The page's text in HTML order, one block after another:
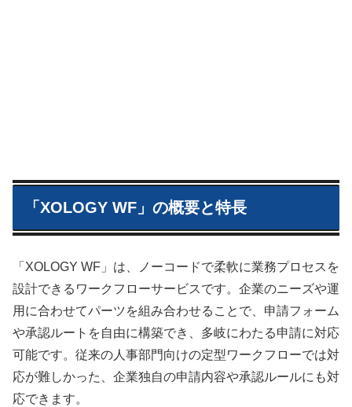
「XOLOGY WF」の概要と特長
「XOLOGY WF」は、ノーコードで柔軟に業務プロセスを
設計できるワークフローサービスです。企業のニーズや運
用に合わせてパーツを組み合わせることで、申請フォーム
や承認ルートを自由に構築でき、多岐にわたる申請に対応
可能です。従来の人事部門向けの定型ワークフローでは対
応が難しかった、企業独自の申請内容や承認ルールにも対
応できます。